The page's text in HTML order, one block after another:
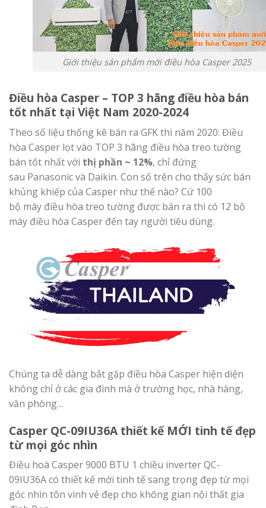
Giới thiệu sản phẩm mới điều hòa Casper 2025
Điều hòa Casper – TOP 3 hãng điều hòa bán
tốt nhất tại Việt Nam 2020-2024
Theo số liệu thống kê bán ra GFK thì năm 2020: Điều
hòa Casper lọt vào TOP 3 hãng điều hòa treo tường
bán tốt nhất với thị phần ~ 12%, chỉ đứng
sau Panasonic và Daikin. Con số trên cho thấy sức bán
khủng khiếp của Casper như thế nào? Cứ 100
bộ máy điều hòa treo tường được bán ra thì có 12 bộ
máy điều hòa Casper đến tay người tiêu dùng.
Chúng ta dễ dàng bắt gặp điều hòa Casper hiện diện
không chỉ ở các gia đình mà ở trường học, nhà hàng,
văn phòng…
Casper QC-09IU36A thiết kế MỚI tinh tế đẹp
từ mọi góc nhìn
Điều hoà Casper 9000 BTU 1 chiều inverter QC-
09IU36A có thiết kế mới tinh tế sang trọng đẹp từ mọi
góc nhìn tôn vinh vẻ đẹp cho không gian nội thất gia